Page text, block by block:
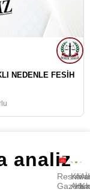
NEDENLE FESIH
analiz
Resmi
Gazete